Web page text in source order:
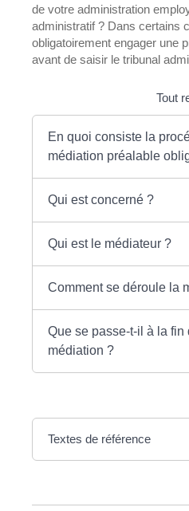
de votre administration
administratif ? Dans certains
obligatoirement engager une
avant de saisir le tribunal
Tout
En quoi consiste la
médiation préalable
Qui est concerné ?
Qui est le médiateur ?
Comment se déroule la
Que se passe-t-il à la fin
médiation ?
Textes de référence